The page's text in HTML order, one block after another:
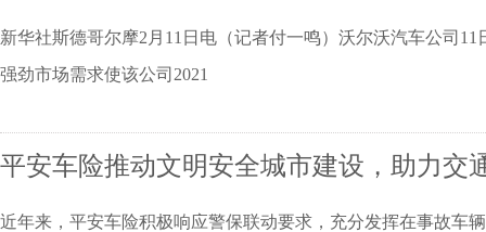
新华社斯德哥尔摩2月11日电（记者付一鸣）沃尔沃汽车公司
强劲市场需求使该公司2021
平安车险推动文明安全城市建设，助力交
近年来，平安车险积极响应警保联动要求，充分发挥在事故车